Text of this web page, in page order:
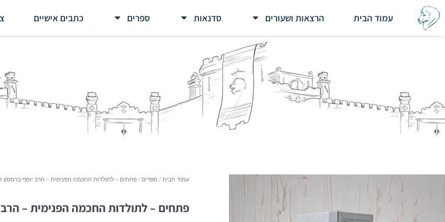
דילוג
לתוכן
עמוד הבית הרצאות ושעורים סדנאות ספרים כתבים אישיים
עמוד הבית /ספרים / פתחים – לתולדות החכמה הפנימית – הרב יוסף ברמסון
פתחים – לתולדות החכמה הפנימית –